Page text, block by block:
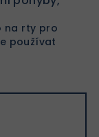
na rty pro
používat